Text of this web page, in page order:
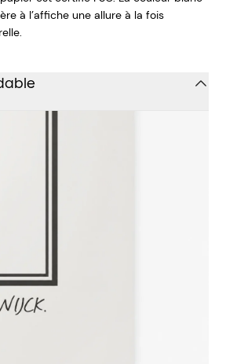
à l’affiche une allure à la fois